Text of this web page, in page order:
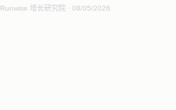
Runwise 增长研究院 08/05/2026